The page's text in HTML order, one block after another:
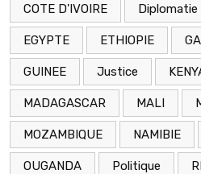
COTE D'IVOIRE Diplomatie
EGYPTE ETHIOPIE
GUINEE Justice
MADAGASCAR MALI
MOZAMBIQUE NAMIBIE
OUGANDA Politique